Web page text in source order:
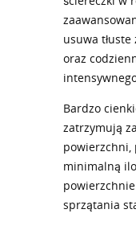
usuwa
oraz
Bardzo
zatrzymują
powierzchni,
minimalną
sprzątania